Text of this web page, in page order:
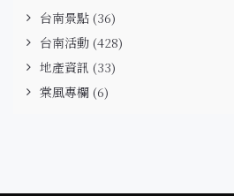
台南景點 (36)
台南活動 (428)
地產資訊 (33)
棠風專欄 (6)